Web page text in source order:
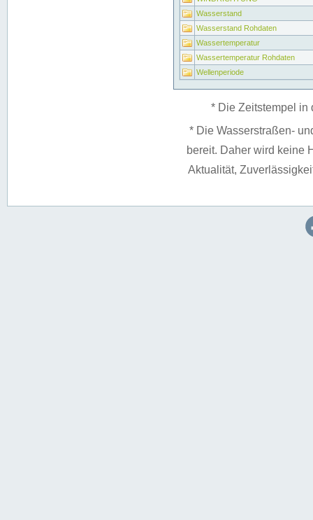
Wasserstand
Wasserstand Rohdaten
Wassertemperatur
Wassertemperatur Rohdaten
Wellenperiode
* Die Zeitstempel in
* Die Wasserstraßen-
bereit. Daher wird keine
Aktualität,